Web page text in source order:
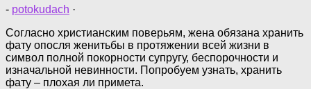
- potokudach ·
Согласно христианским поверьям, жена обязана хранить
фату опосля женитьбы в протяжении всей жизни в
символ полной покорности супругу, беспорочности и
изначальной невинности. Попробуем узнать, хранить
фату – плохая ли примета.